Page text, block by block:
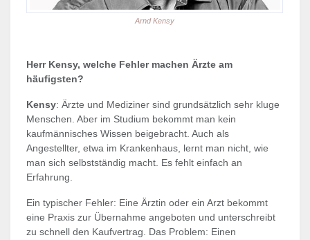
Arnd Kensy
Herr Kensy, welche Fehler machen Ärzte am
häufigsten?
Kensy: Ärzte und Mediziner sind grundsätzlich sehr kluge
Menschen. Aber im Studium bekommt man kein
kaufmännisches Wissen beigebracht. Auch als
Angestellter, etwa im Krankenhaus, lernt man nicht, wie
man sich selbstständig macht. Es fehlt einfach an
Erfahrung.
Ein typischer Fehler: Eine Ärztin oder ein Arzt bekommt
eine Praxis zur Übernahme angeboten und unterschreibt
zu schnell den Kaufvertrag. Das Problem: Einen